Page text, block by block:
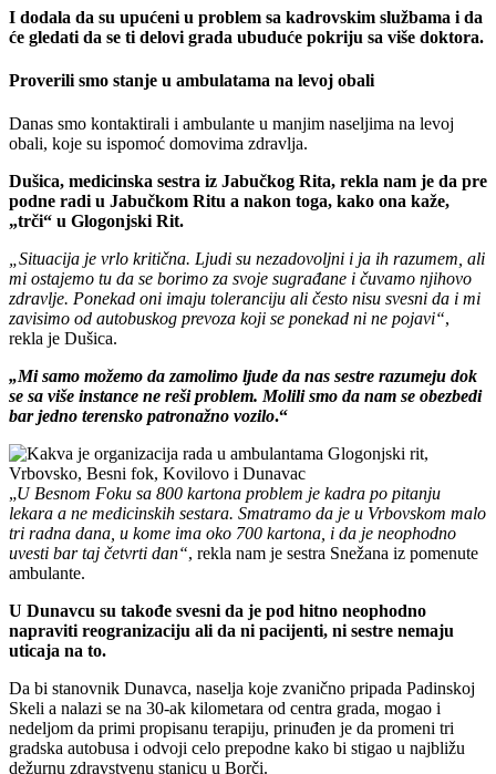
I dodala da su upućeni u problem sa kadrovskim službama i da
će gledati da se ti delovi grada ubuduće pokriju sa više doktora.
Proverili smo stanje u ambulatama na levoj obali
Danas smo kontaktirali i ambulante u manjim naseljima na levoj
obali, koje su ispomoć domovima zdravlja.
Dušica, medicinska sestra iz Jabučkog Rita, rekla nam je da pre
podne radi u Jabučkom Ritu a nakon toga, kako ona kaže,
„trči“ u Glogonjski Rit.
„Situacija je vrlo kritična. Ljudi su nezadovoljni i ja ih razumem, ali
mi ostajemo tu da se borimo za svoje sugrađane i čuvamo njihovo
zdravlje. Ponekad oni imaju toleranciju ali često nisu svesni da i mi
zavisimo od autobuskog prevoza koji se ponekad ni ne pojavi“,
rekla je Dušica.
„Mi samo možemo da zamolimo ljude da nas sestre razumeju dok
se sa više instance ne reši problem. Molili smo da nam se obezbedi
bar jedno terensko patronažno vozilo.“
„U Besnom Foku sa 800 kartona problem je kadra po pitanju
lekara a ne medicinskih sestara. Smatramo da je u Vrbovskom malo
tri radna dana, u kome ima oko 700 kartona, i da je neophodno
uvesti bar taj četvrti dan“, rekla nam je sestra Snežana iz pomenute
ambulante.
U Dunavcu su takođe svesni da je pod hitno neophodno
napraviti reogranizaciju ali da ni pacijenti, ni sestre nemaju
uticaja na to.
Da bi stanovnik Dunavca, naselja koje zvanično pripada Padinskoj
Skeli a nalazi se na 30-ak kilometara od centra grada, mogao i
nedeljom da primi propisanu terapiju, prinuđen je da promeni tri
gradska autobusa i odvoji celo prepodne kako bi stigao u najbližu
dežurnu zdravstvenu stanicu u Borči.